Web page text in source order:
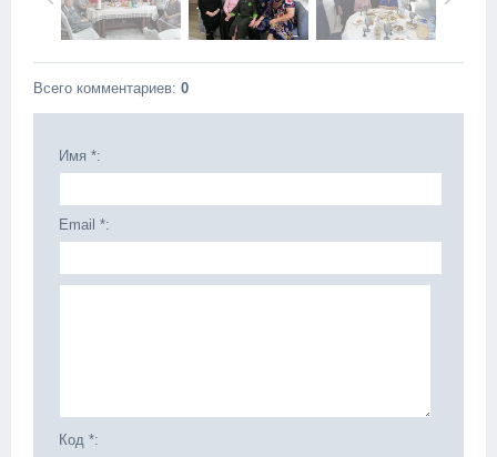
Всего комментариев: 0
Имя *:
Email *:
Код *: